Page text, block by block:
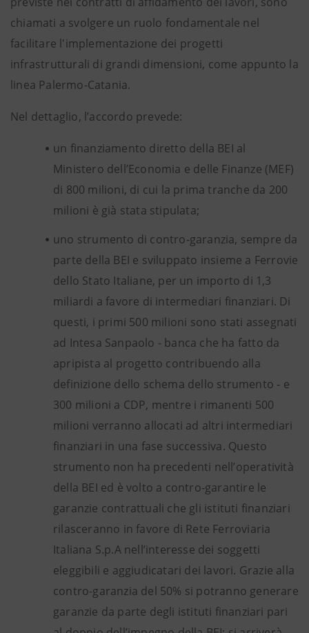
chiamati a svolgere un ruolo fondamentale nel
facilitare l'implementazione dei progetti
infrastrutturali di grandi dimensioni, come appunto la
linea Palermo-Catania.
Nel dettaglio, l’accordo prevede:
un finanziamento diretto della BEI al
Ministero dell’Economia e delle Finanze (MEF)
di 800 milioni, di cui la prima tranche da 200
milioni è già stata stipulata;
uno strumento di contro-garanzia, sempre da
parte della BEI e sviluppato insieme a Ferrovie
dello Stato Italiane, per un importo di 1,3
miliardi a favore di intermediari finanziari. Di
questi, i primi 500 milioni sono stati assegnati
ad Intesa Sanpaolo - banca che ha fatto da
apripista al progetto contribuendo alla
definizione dello schema dello strumento - e
300 milioni a CDP, mentre i rimanenti 500
milioni verranno allocati ad altri intermediari
finanziari in una fase successiva. Questo
strumento non ha precedenti nell’operatività
della BEI ed è volto a contro-garantire le
garanzie contrattuali che gli istituti finanziari
rilasceranno in favore di Rete Ferroviaria
Italiana S.p.A nell’interesse dei soggetti
eleggibili e aggiudicatari dei lavori. Grazie alla
contro-garanzia del 50% si potranno generare
garanzie da parte degli istituti finanziari pari